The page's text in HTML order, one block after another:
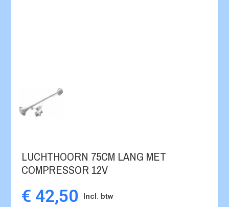
LUCHTHOORN 75CM LANG MET
COMPRESSOR 12V
€ 42,50 Incl. btw